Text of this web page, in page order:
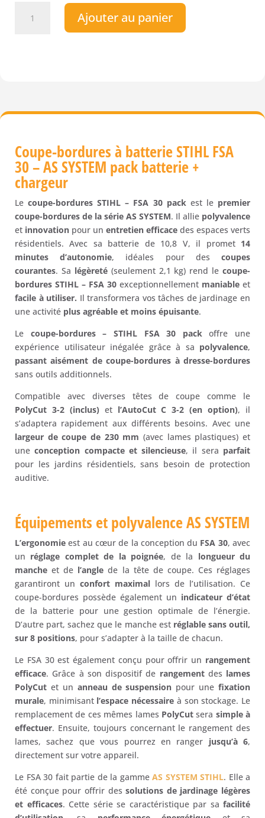
-
batterie
+
chargeur)
–
Gamme
Ajouter au panier
Coupe-bordures à batterie STIHL FSA
30 – AS SYSTEM pack batterie +
chargeur
Lecoupe-bordures STIHL – FSA 30 pack est le premier
coupe-bordures de la série AS SYSTEM. Il allie polyvalence
et innovation pour un entretien efficace des espaces verts
résidentiels. Avec sa batterie de 10,8 V, il promet 14
minutes d’autonomie, idéales pour descoupes
courantes. Sa légèreté(seulement 2,1 kg) rend le coupe-
bordures STIHL – FSA 30 exceptionnellement maniable et
facile à utiliser. Il transformera vos tâches de jardinage en
une activité plus agréable et moins épuisante.
Le coupe-bordures – STIHL FSA 30 pack offre une
expérience utilisateur inégalée grâce à sa polyvalence,
passant aisément de coupe-bordures à dresse-bordures
sans outils additionnels.
Compatible avec diverses têtes de coupe comme le
PolyCut 3-2 (inclus) et l’AutoCut C 3-2 (en option), il
s’adaptera rapidement aux différents besoins. Avec une
largeur de coupe de 230 mm (avec lames plastiques) et
uneconception compacte et silencieuse, il sera parfait
pour les jardins résidentiels, sans besoin de protection
auditive.
Équipements et polyvalence AS SYSTEM
L’ergonomie est au cœur de la conception du FSA 30, avec
un réglage complet de la poignée, de la longueur du
manche et de l’angle de la tête de coupe. Ces réglages
garantiront un confort maximal lors de l’utilisation. Ce
coupe-bordures possède également un indicateur d’état
de la batterie pour une gestion optimale de l’énergie.
D’autre part, sachez que le manche est réglable sans outil,
sur 8 positions, pour s’adapter à la taille de chacun.
Le FSA 30 est également conçu pour offrir un rangement
efficace. Grâce à son dispositif de rangementdes lames
PolyCut et un anneau de suspension pour une fixation
murale, minimisant l’espace nécessaire à son stockage. Le
remplacement de ces mêmes lames PolyCutsera simple à
effectuer. Ensuite, toujours concernant le rangement des
lames, sachez que vous pourrez en ranger jusqu’à 6,
directement sur votre appareil.
Le FSA 30 fait partie de la gamme AS SYSTEM STIHL. Elle a
été conçue pour offrir dessolutions de jardinage légères
et efficaces. Cette série se caractéristique par sa facilité